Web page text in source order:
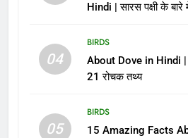
Hindi | सारस पक्षी के
04
BIRDS
About Dove in Hindi |
21 रोचक तथ्य
05
BIRDS
15 Amazing Facts